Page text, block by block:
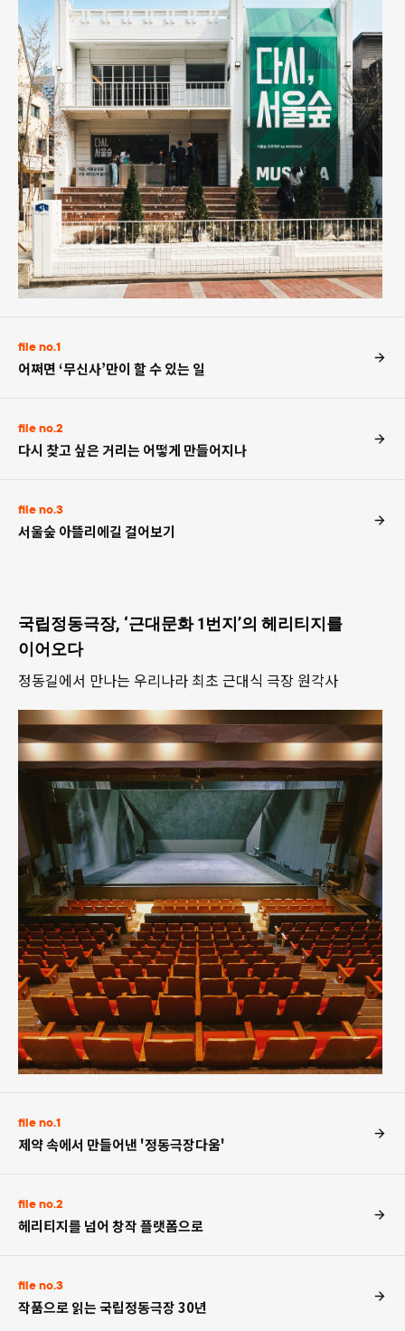
file no.1
어쩌면 ‘무신사’만이 할 수 있는 일
file no.2
다시 찾고 싶은 거리는 어떻게 만들어지나
file no.3
서울숲 아뜰리에길 걸어보기
국립정동극장, ‘근대문화 1번지’의 헤리티지를
이어오다
정동길에서 만나는 우리나라 최초 근대식 극장 원각사
file no.1
제약 속에서 만들어낸 '정동극장다움'
file no.2
헤리티지를 넘어 창작 플랫폼으로
file no.3
작품으로 읽는 국립정동극장 30년